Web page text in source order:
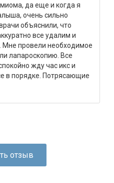
да еще и когда я
очень сильно
объяснили, что
все удалим и
Мне провели необходимое
лапароскопию. Все
жду час икс и
в порядке. Потрясающие
отзыв